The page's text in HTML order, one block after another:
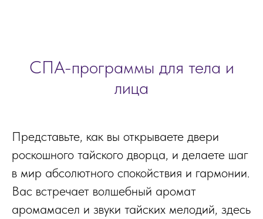
СПА-программы для тела и
лица
Представьте, как вы открываете двери
роскошного тайского дворца, и делаете шаг
в мир абсолютного спокойствия и гармонии.
Вас встречает волшебный аромат
аромамасел и звуки тайских мелодий, здесь